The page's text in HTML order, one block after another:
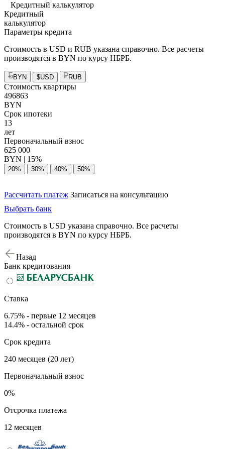
Кредитный калькулятор
Кредитный
калькулятор
Параметры кредита
Стоимость в USD и RUB указана справочно. Все расчеты
производятся в BYN по курсу НБРБ.
BYN $USD RUB
Стоимость квартиры
496863
BYN
Срок ипотеки
13
лет
Первоначальный взнос
625 000
BYN | 15%
20% 30% 40% 50%
Рассчитать платеж Записаться на консультацию
Выбрать банк
Стоимость в USD указана справочно. Все расчеты
производятся в BYN по курсу НБРБ.
Назад
Банк кредитования
Ставка
6.75% - первые 12 месяцев
14.4% - остальной срок
Срок кредита
240 месяцев (20 лет)
Первоначальный взнос
0%
Отсрочка платежа
12 месяцев